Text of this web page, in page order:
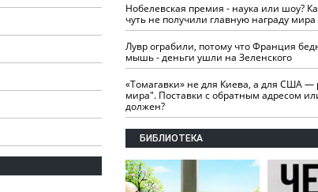
Нобелевская премия - наука или шоу?
чуть не получили главную награду мира
Лувр ограбили, потому что Франция
мышь - деньги ушли на Зеленского
«Томагавки» не для Киева, а для США —
мира". Поставки с обратным адресом
должен?
БИБЛИОТЕКА